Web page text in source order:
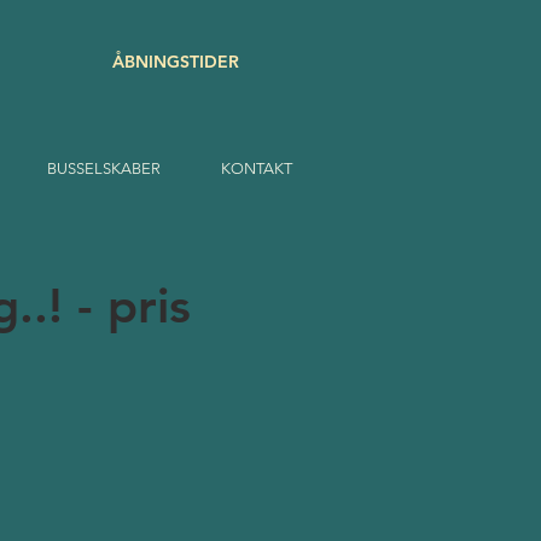
ÅBNINGSTIDER
BUSSELSKABER KONTAKT
- pris